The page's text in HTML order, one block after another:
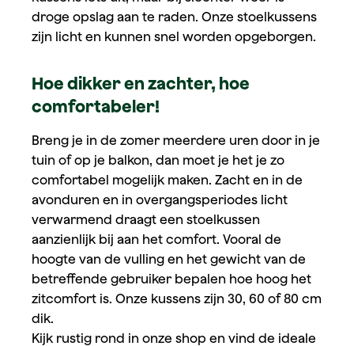
droge opslag aan te raden. Onze stoelkussens
zijn licht en kunnen snel worden opgeborgen.
Hoe dikker en zachter, hoe
comfortabeler!
Breng je in de zomer meerdere uren door in je
tuin of op je balkon, dan moet je het je zo
comfortabel mogelijk maken. Zacht en in de
avonduren en in overgangsperiodes licht
verwarmend draagt een stoelkussen
aanzienlijk bij aan het comfort. Vooral de
hoogte van de vulling en het gewicht van de
betreffende gebruiker bepalen hoe hoog het
zitcomfort is. Onze kussens zijn 30, 60 of 80 cm
dik.
Kijk rustig rond in onze shop en vind de ideale